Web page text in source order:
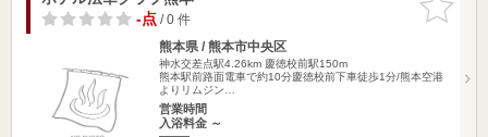
りに追加
-点/ 0 件
熊本県 / 熊本市中央区
神水交差点駅4.26km 慶徳校前駅150m
熊本駅前路面電車で約10分慶徳校前下車徒歩1分/熊本空港
よりリムジン…
営業時間
入浴料金 ～